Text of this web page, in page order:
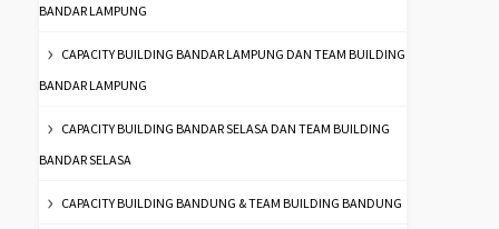
BANDAR LAMPUNG
CAPACITY BUILDING BANDAR LAMPUNG DAN TEAM BUILDING
BANDAR LAMPUNG
CAPACITY BUILDING BANDAR SELASA DAN TEAM BUILDING
BANDAR SELASA
CAPACITY BUILDING BANDUNG & TEAM BUILDING BANDUNG